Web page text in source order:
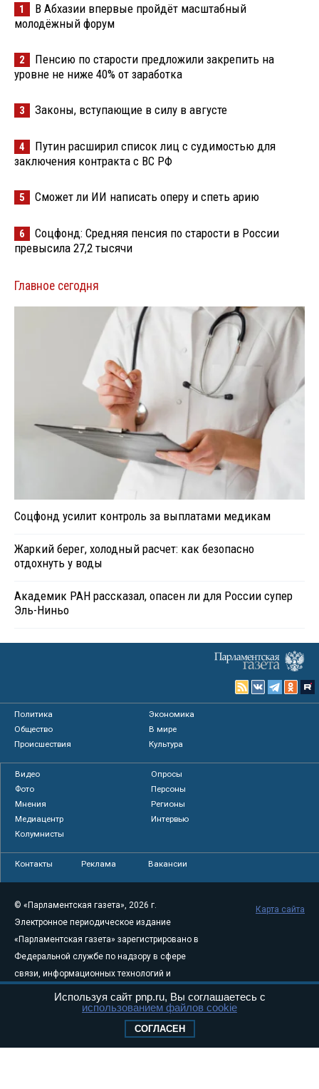
1
В Абхазии впервые пройдёт масштабный
молодёжный форум
2
Пенсию по старости предложили закрепить на
уровне не ниже 40% от заработка
3 Законы, вступающие в силу в августе
4
Путин расширил список лиц с судимостью для
заключения контракта с ВС РФ
5 Сможет ли ИИ написать оперу и спеть арию
6
Соцфонд: Средняя пенсия по старости в России
превысила 27,2 тысячи
Главное сегодня
Соцфонд усилит контроль за выплатами медикам
Жаркий берег, холодный расчет: как безопасно
отдохнуть у воды
Академик РАН рассказал, опасен ли для России супер
Эль-Ниньо
Политика
Экономика
Общество
В мире
Происшествия
Культура
Видео
Опросы
Фото
Персоны
Мнения
Регионы
Медиацентр
Интервью
Колумнисты
Контакты Реклама Вакансии
© «Парламентская газета», 2026 г.
Электронное периодическое издание
«Парламентская газета» зарегистрировано в
Федеральной службе по надзору в сфере
связи, информационных технологий и
августа 2011 года. 18+
Свидетельство о регистрации Эл № ФС77-
Карта сайта
Используя сайт pnp.ru, Вы соглашаетесь с
использованием файлов cookie
СОГЛАСЕН